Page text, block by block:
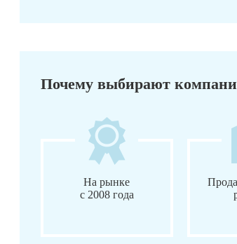
Почему выбирают
На рынке
с 2008 года